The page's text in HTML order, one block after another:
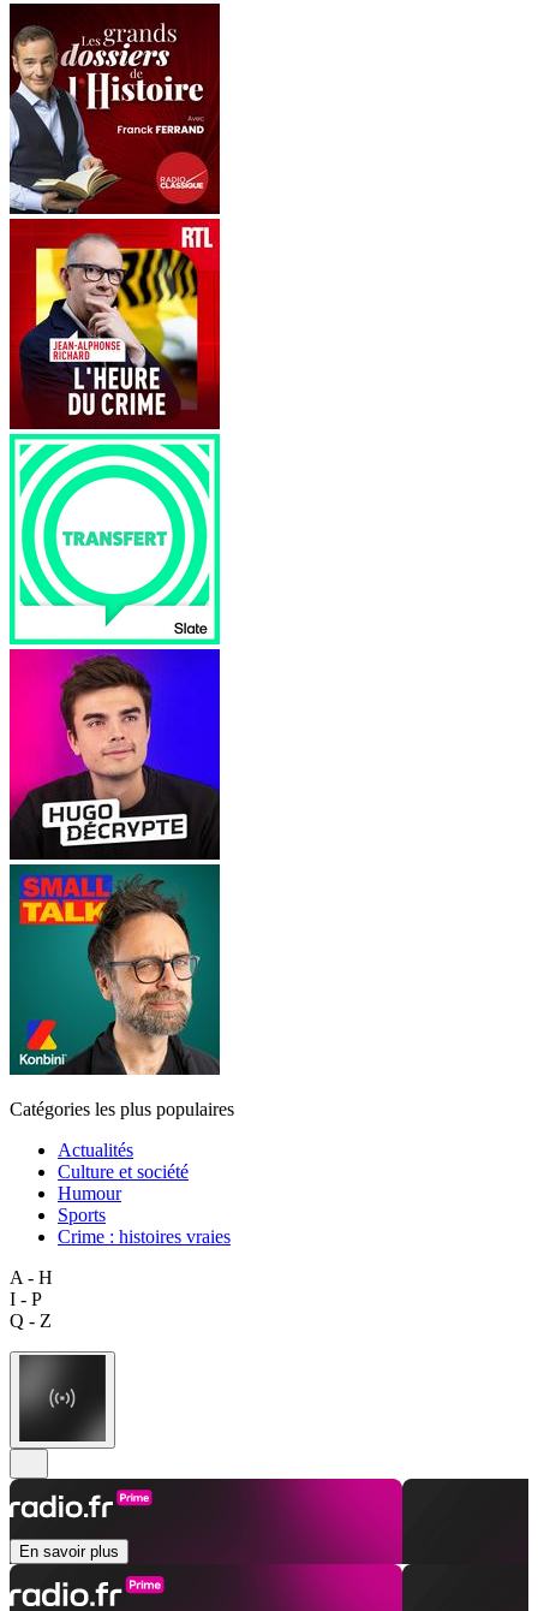
Catégories les plus populaires
Actualités
Culture et société
Humour
Sports
Crime : histoires vraies
A - H
I - P
Q - Z
En savoir plus